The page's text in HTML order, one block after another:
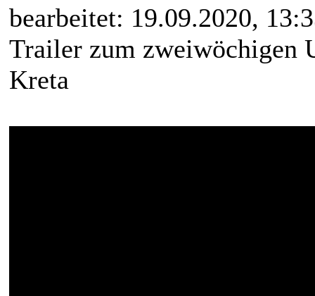
bearbeitet: 19.09.2020,
Trailer zum zweiwöchigen
Kreta